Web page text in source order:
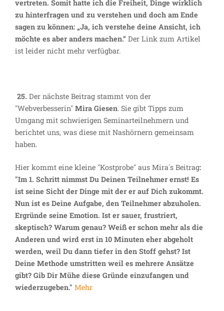
vertreten. Somit hatte ich die Freiheit, Dinge wirklich
zu hinterfragen und zu verstehen und doch am Ende
sagen zu können: „Ja, ich verstehe deine Ansicht, ich
möchte es aber anders machen.“ Der Link zum Artikel
ist leider nicht mehr verfügbar.
25. Der nächste Beitrag stammt von der
"Webverbesserin" Mira Giesen. Sie gibt Tipps zum
Umgang mit schwierigen Seminarteilnehmern und
berichtet uns, was diese mit Nashörnern gemeinsam
haben.
Hier kommt eine kleine "Kostprobe" aus Mira´s Beitrag:
"Im 1. Schritt nimmst Du Deinen Teilnehmer ernst! Es
ist seine Sicht der Dinge mit der er auf Dich zukommt.
Nun ist es Deine Aufgabe, den Teilnehmer abzuholen.
Ergründe seine Emotion. Ist er sauer, frustriert,
skeptisch? Warum genau? Weiß er schon mehr als die
Anderen und wird erst in 10 Minuten eher abgeholt
werden, weil Du dann tiefer in den Stoff gehst? Ist
Deine Methode umstritten weil es mehrere Ansätze
gibt? Gib Dir Mühe diese Gründe einzufangen und
wiederzugeben." Mehr